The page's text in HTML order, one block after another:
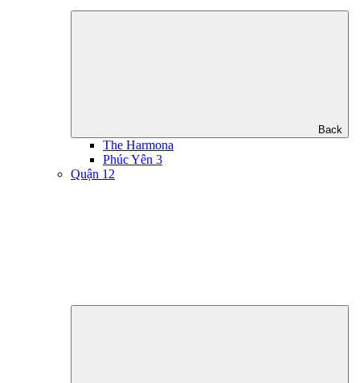
Back
The Harmona
Phúc Yên 3
Quận 12